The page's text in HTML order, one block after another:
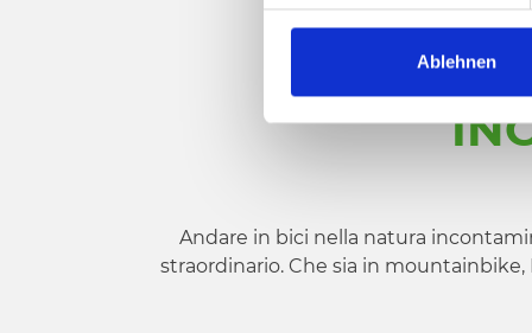
g
s
a
Ablehnen
SU
Andare in bici nella natura
straordinario. Che sia in